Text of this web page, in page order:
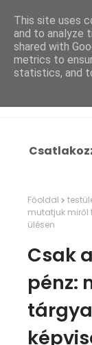
Főoldal
mutatjuk miről
ülésen
Csak
pénz:
This site uses
and to analyze
shared with
metrics to
statistics, and